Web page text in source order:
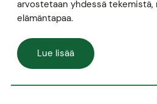
arvostetaan yhdessä tekemistä,
elämäntapaa.
Lue lisää